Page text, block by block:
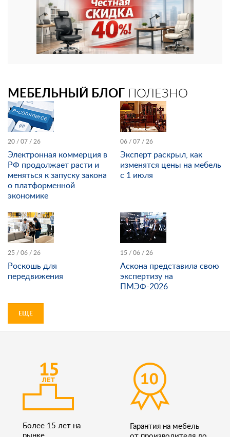
МЕБЕЛЬНЫЙ БЛОГ ПОЛЕЗНО
20 / 07 / 26
Электронная коммерция в
РФ продолжает расти и
меняться к запуску закона
о платформенной
экономике
06 / 07 / 26
Эксперт раскрыл, как
изменятся цены на мебель
с 1 июля
25 / 06 / 26
Роскошь для
передвижения
15 / 06 / 26
Аскона представила свою
экспертизу на
ПМЭФ-2026
ЕЩЕ
Более 15 лет на
рынке
Гарантия на мебель